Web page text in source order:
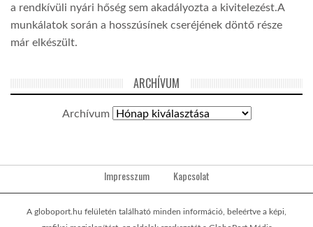
a rendkívüli nyári hőség sem akadályozta a kivitelezést.A
munkálatok során a hosszúsínek cseréjének döntő része
már elkészült.
ARCHÍVUM
Archívum
Impresszum Kapcsolat
A globoport.hu felületén található minden információ, beleértve a képi,